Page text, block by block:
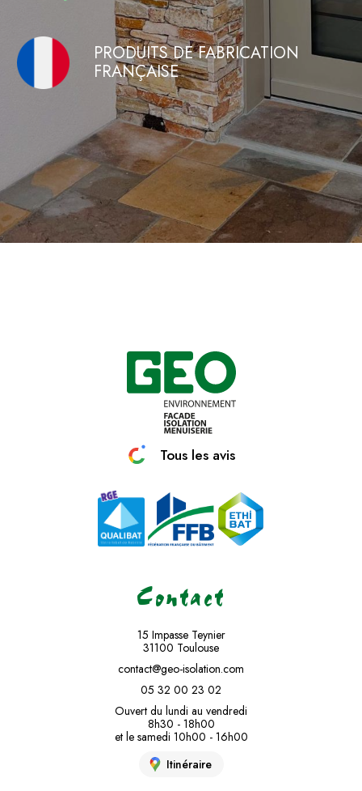
PRODUITS DE FABRICATION
FRANÇAISE
Tous les avis
Contact
15 Impasse Teynier
31100 Toulouse
contact@geo-isolation.com
05 32 00 23 02
Ouvert du lundi au vendredi
8h30 - 18h00
et le samedi 10h00 - 16h00
Itinéraire